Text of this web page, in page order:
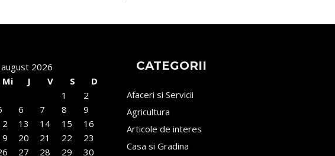
august 2026
Mi J V S
D
1
2
6 7 8
9
13 14 15
16
20 21 22
23
27 28 29
30
CATEGORII
Afaceri si Servicii
Agricultura
Articole de interes
Casa si Gradina